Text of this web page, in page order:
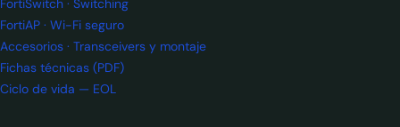
FortiAP · Wi-Fi seguro
Accesorios · Transceivers y montaje
Fichas técnicas (PDF)
Ciclo de vida — EOL